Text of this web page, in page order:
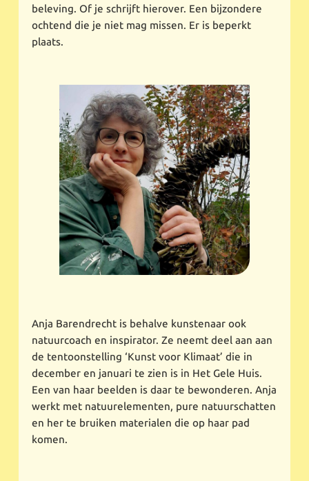
beleving. Of je schrijft hierover. Een bijzondere
ochtend die je niet mag missen. Er is beperkt
plaats.
Anja Barendrecht is behalve kunstenaar ook
natuurcoach en inspirator. Ze neemt deel aan aan
de tentoonstelling ‘Kunst voor Klimaat’ die in
december en januari te zien is in Het Gele Huis.
Een van haar beelden is daar te bewonderen. Anja
werkt met natuurelementen, pure natuurschatten
en her te bruiken materialen die op haar pad
komen.